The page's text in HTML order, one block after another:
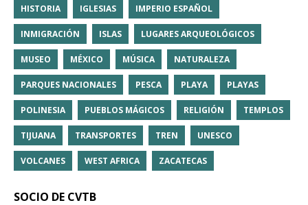
HISTORIA IGLESIAS IMPERIO ESPAÑOL
INMIGRACIÓN ISLAS LUGARES ARQUEOLÓGICOS
MUSEO MÉXICO MÚSICA NATURALEZA
PARQUES NACIONALES PESCA PLAYA PLAYAS
POLINESIA PUEBLOS MÁGICOS RELIGIÓN TEMPLOS
TIJUANA TRANSPORTES TREN UNESCO
VOLCANES WEST AFRICA ZACATECAS
SOCIO DE CVTB